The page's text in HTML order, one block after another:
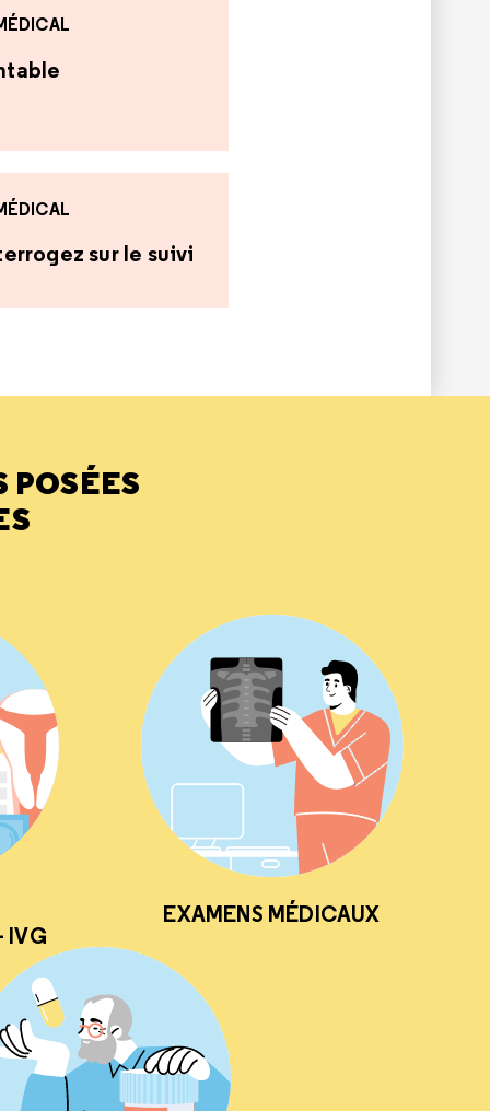
sur le suivi
POSÉES
IVG
EXAMENS MÉDICAUX